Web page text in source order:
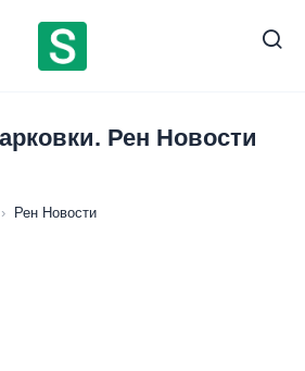
Рен Новости
› Рен Новости